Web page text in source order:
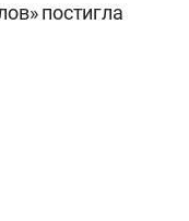
постигла